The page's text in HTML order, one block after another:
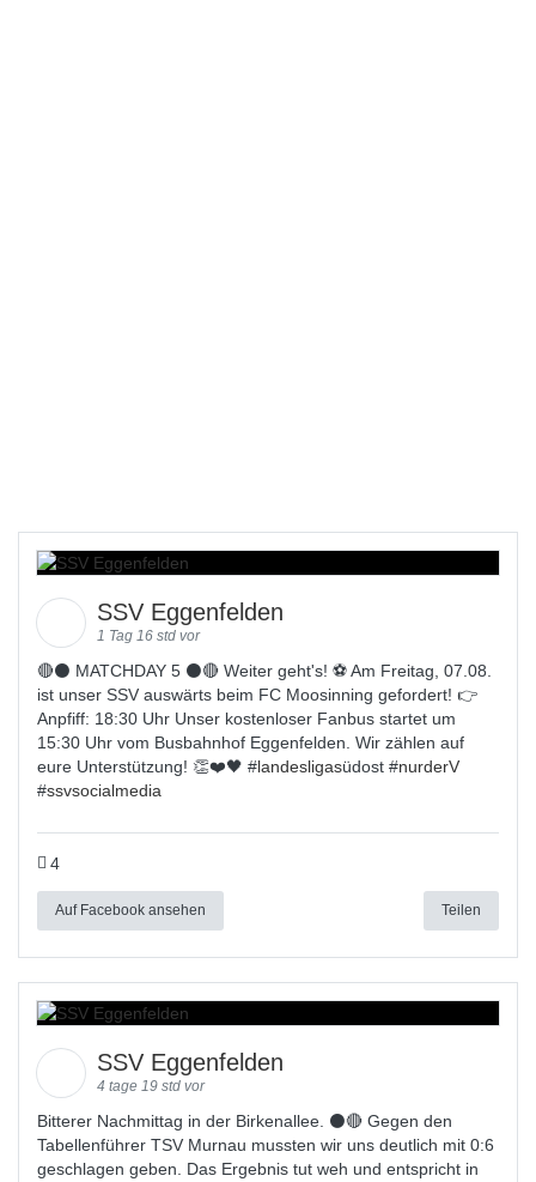
SSV Eggenfelden
1 Tag 16 std vor
🔴⚫️ MATCHDAY 5 ⚫️🔴 Weiter geht's! ⚽ Am Freitag, 07.08.
ist unser SSV auswärts beim FC Moosinning gefordert! 👉
Anpfiff: 18:30 Uhr Unser kostenloser Fanbus startet um
15:30 Uhr vom Busbahnhof Eggenfelden. Wir zählen auf
eure Unterstützung! 👏❤️🖤 #landesligasüdost #nurderV
#ssvsocialmedia
4
Auf Facebook ansehen Teilen
SSV Eggenfelden
4 tage 19 std vor
Bitterer Nachmittag in der Birkenallee. ⚫🔴 Gegen den
Tabellenführer TSV Murnau mussten wir uns deutlich mit 0:6
geschlagen geben. Das Ergebnis tut weh und entspricht in